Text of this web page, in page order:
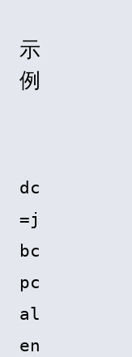
示
例
dc
=j
bc
pc
al
en